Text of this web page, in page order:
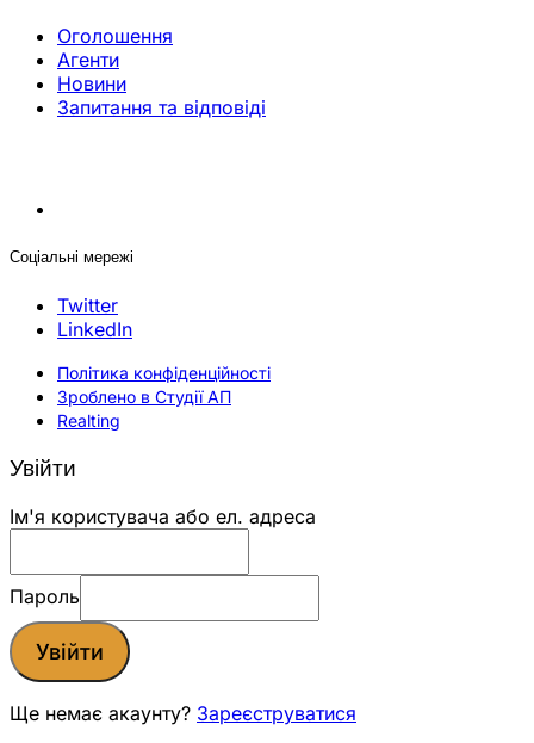
Оголошення
Агенти
Новини
Запитання та відповіді
Соціальні мережі
Twitter
LinkedIn
Політика конфіденційності
Зроблено в Студії АП
Realting
Увійти
Ім'я користувача або ел. адреса
Пароль
Увійти
Ще немає акаунту? Зареєструватися